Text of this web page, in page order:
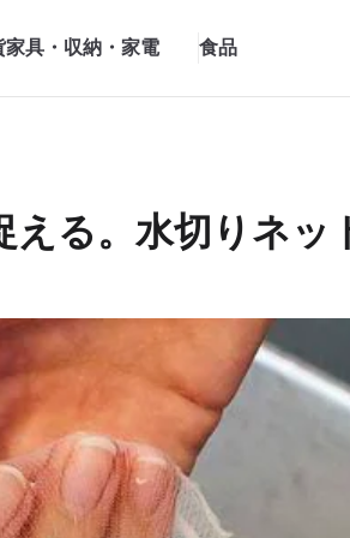
家具・収納・家電 食品
える。水切りネッ